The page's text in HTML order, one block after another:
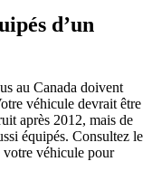
d’un
au Canada doivent
véhicule devrait être
après 2012, mais de
équipés. Consultez le
votre véhicule pour